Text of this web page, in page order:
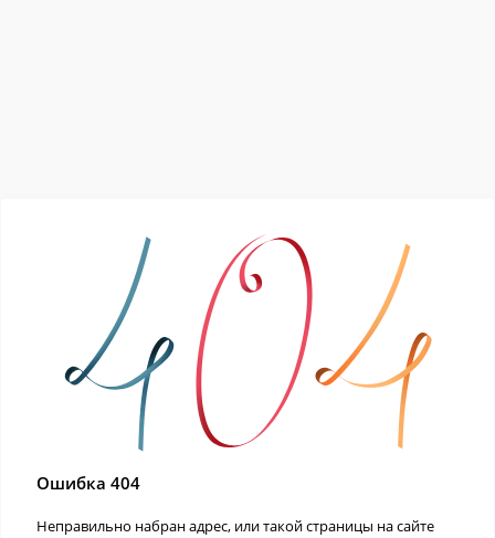
Ошибка 404
Неправильно набран адрес, или такой страницы на сайте